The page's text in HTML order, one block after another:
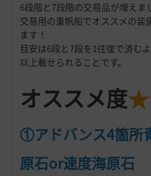
6段階と7段階の交易品が増えま
交易用の重帆船でオススメの装
ます！
目安は6段と7段を1往復で済む
以上載せられることです。
オススメ度
①アドバンス4箇所
原石or速度海原石